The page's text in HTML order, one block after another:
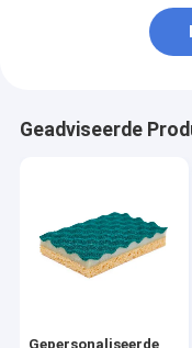
Geadviseerde
Gepersonaliseerde